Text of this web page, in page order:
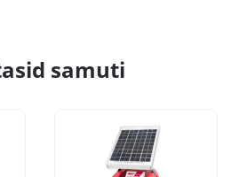
samuti